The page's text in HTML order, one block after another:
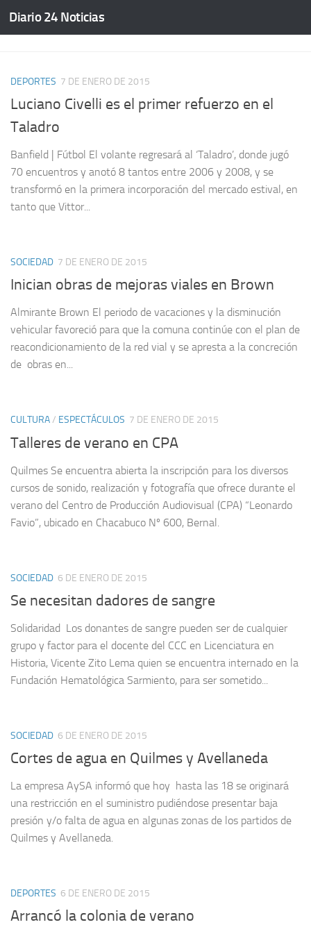
Saltar al contenido
Diario 24 Noticias
DEPORTES 7 DE ENERO DE 2015
Luciano Civelli es el primer refuerzo en el
Taladro
Banfield | Fútbol El volante regresará al ‘Taladro’, donde jugó
70 encuentros y anotó 8 tantos entre 2006 y 2008, y se
transformó en la primera incorporación del mercado estival, en
tanto que Vittor...
SOCIEDAD 7 DE ENERO DE 2015
Inician obras de mejoras viales en Brown
Almirante Brown El periodo de vacaciones y la disminución
vehicular favoreció para que la comuna continúe con el plan de
reacondicionamiento de la red vial y se apresta a la concreción
de obras en...
CULTURA/ ESPECTÁCULOS 7 DE ENERO DE 2015
Talleres de verano en CPA
Quilmes Se encuentra abierta la inscripción para los diversos
cursos de sonido, realización y fotografía que ofrece durante el
verano del Centro de Producción Audiovisual (CPA) “Leonardo
Favio”, ubicado en Chacabuco Nº 600, Bernal.
SOCIEDAD 6 DE ENERO DE 2015
Se necesitan dadores de sangre
Solidaridad Los donantes de sangre pueden ser de cualquier
grupo y factor para el docente del CCC en Licenciatura en
Historia, Vicente Zito Lema quien se encuentra internado en la
Fundación Hematológica Sarmiento, para ser sometido...
SOCIEDAD 6 DE ENERO DE 2015
Cortes de agua en Quilmes y Avellaneda
La empresa AySA informó que hoy hasta las 18 se originará
una restricción en el suministro pudiéndose presentar baja
presión y/o falta de agua en algunas zonas de los partidos de
Quilmes y Avellaneda.
DEPORTES 6 DE ENERO DE 2015
Arrancó la colonia de verano